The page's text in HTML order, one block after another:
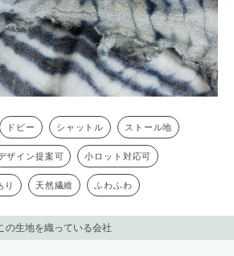
ドビー シャットル ストール地
ザイン提案可 小ロット対応可
り 天然繊維 ふわふわ
の生地を織っている会社